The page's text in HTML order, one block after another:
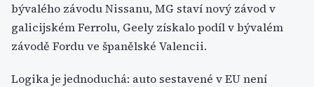
bývalého závodu Nissanu, MG staví nový závod v
galicijském Ferrolu, Geely získalo podíl v bývalém
závodě Fordu ve španělské Valencii.
Logika je jednoduchá: auto sestavené v EU není